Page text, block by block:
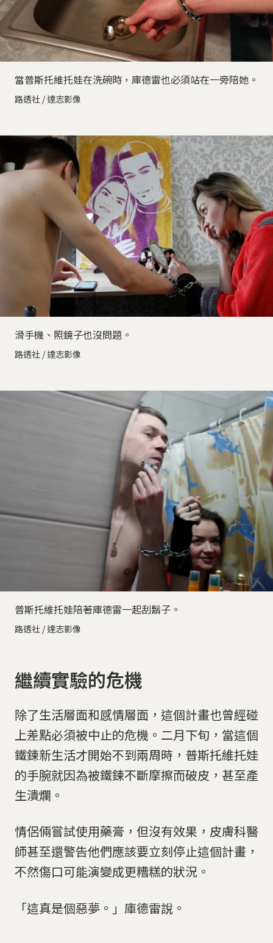
當普斯托維托娃在洗碗時，庫德雷也必須站在一旁陪她。
路透社 / 達志影像
滑手機、照鏡子也沒問題。
路透社 / 達志影像
普斯托維托娃陪著庫德雷一起刮鬍子。
路透社 / 達志影像
繼續實驗的危機
除了生活層面和感情層面，這個計畫也曾經碰
上差點必須被中止的危機。二月下旬，當這個
鐵鍊新生活才開始不到兩周時，普斯托維托娃
的手腕就因為被鐵鍊不斷摩擦而破皮，甚至產
生潰爛。
情侶倆嘗試使用藥膏，但沒有效果，皮膚科醫
師甚至還警告他們應該要立刻停止這個計畫，
不然傷口可能演變成更糟糕的狀況。
「這真是個惡夢。」庫德雷說。